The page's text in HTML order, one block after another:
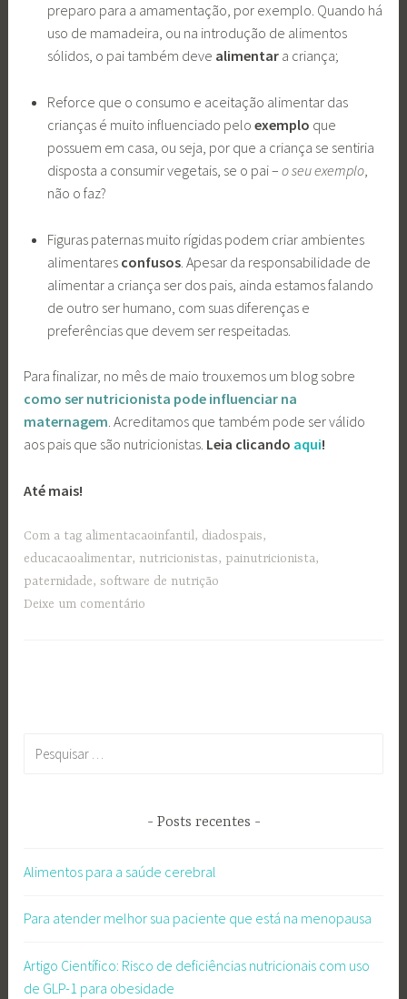
preparo para a amamentação, por exemplo. Quando há
uso de mamadeira, ou na introdução de alimentos
sólidos, o pai também deve alimentara criança;
Reforce que o consumo e aceitação alimentar das
crianças é muito influenciado pelo exemplo que
possuem em casa, ou seja, por que a criança se sentiria
disposta a consumir vegetais, se o pai – o seu exemplo,
não o faz?
Figuras paternas muito rígidas podem criar ambientes
alimentares confusos. Apesar da responsabilidade de
alimentar a criança ser dos pais, ainda estamos falando
de outro ser humano, com suas diferenças e
preferências que devem ser respeitadas.
Para finalizar, no mês de maio trouxemos um blog sobre
como ser nutricionista pode influenciar na
maternagem. Acreditamos que também pode ser válido
aos pais que são nutricionistas. Leia clicando aqui!
Até mais!
Com a tag alimentacaoinfantil, diadospais,
educacaoalimentar, nutricionistas, painutricionista,
paternidade,software de nutrição
Deixe um comentário
Posts recentes
Alimentos para a saúde cerebral
Para atender melhor sua paciente que está na menopausa
Artigo Científico: Risco de deficiências nutricionais com uso
de GLP-1 para obesidade